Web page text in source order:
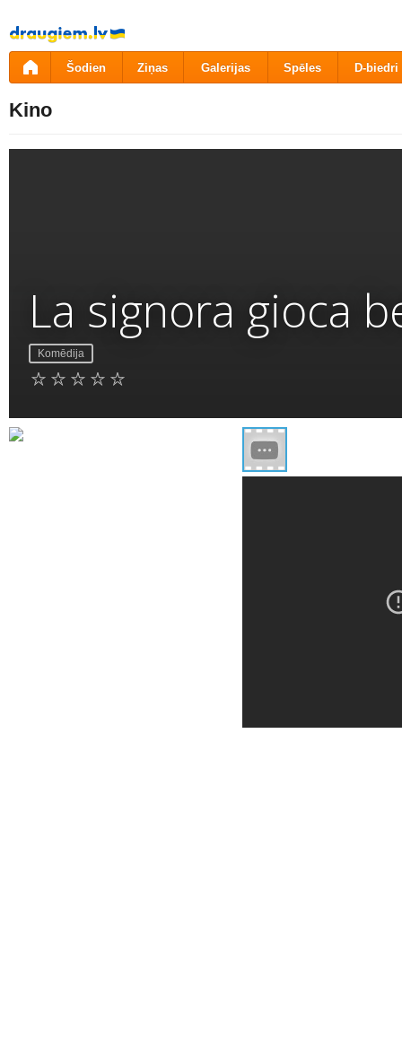
Pāriet
uz
saturu
Šodien Ziņas Galerijas Spēles D-biedri
Kino
La signora gioca
Komēdija